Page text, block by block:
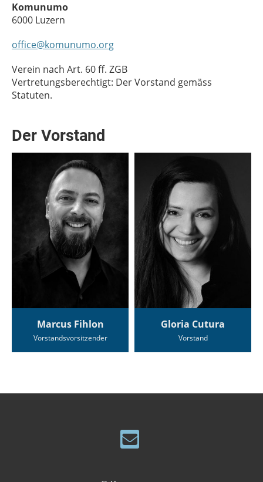
Komunumo
6000 Luzern
office@komunumo.org
Verein nach Art. 60 ff. ZGB
Vertretungsberechtigt: Der Vorstand gemäss
Statuten.
Der Vorstand
Marcus Fihlon
Vorstandsvorsitzender
Gloria Cutura
Vorstand